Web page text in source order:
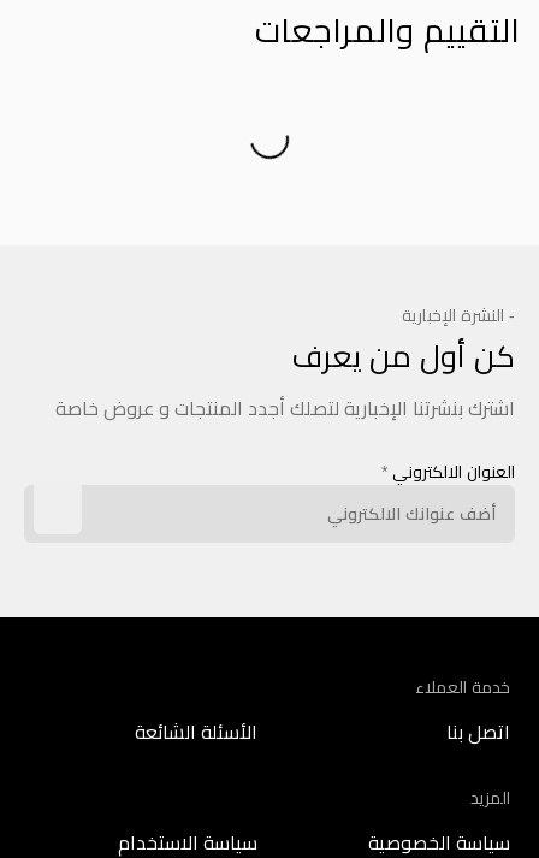
التقييم والمراجعات
- النشرة الإخبارية
كن أول من يعرف
اشترك بنشرتنا الإخبارية لتصلك أجدد المنتجات و عروض خاصة
العنوان الالكتروني *
خدمة العملاء
اتصل بنا الأسئلة الشائعة
المزيد
سياسة الخصوصية سياسة الاستخدام